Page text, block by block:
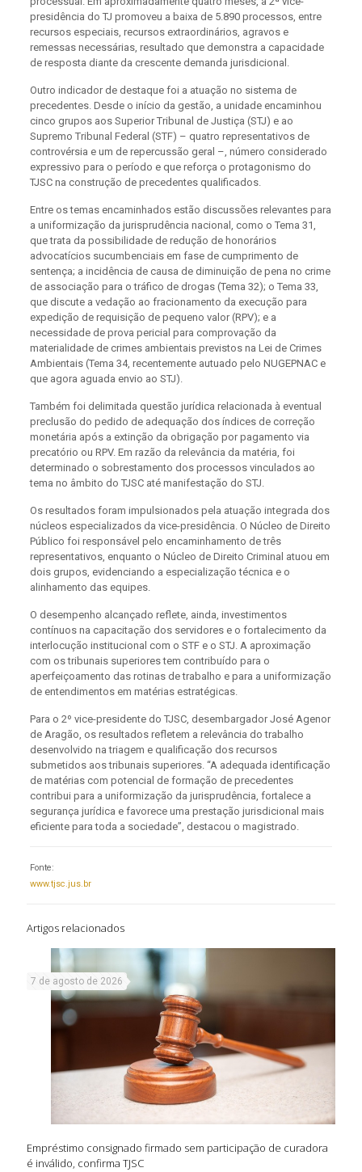
presidência do TJ promoveu a baixa de 5.890 processos, entre
recursos especiais, recursos extraordinários, agravos e
remessas necessárias, resultado que demonstra a capacidade
de resposta diante da crescente demanda jurisdicional.
Outro indicador de destaque foi a atuação no sistema de
precedentes. Desde o início da gestão, a unidade encaminhou
cinco grupos aos Superior Tribunal de Justiça (STJ) e ao
Supremo Tribunal Federal (STF) – quatro representativos de
controvérsia e um de repercussão geral –, número considerado
expressivo para o período e que reforça o protagonismo do
TJSC na construção de precedentes qualificados.
Entre os temas encaminhados estão discussões relevantes para
a uniformização da jurisprudência nacional, como o Tema 31,
que trata da possibilidade de redução de honorários
advocatícios sucumbenciais em fase de cumprimento de
sentença; a incidência de causa de diminuição de pena no crime
de associação para o tráfico de drogas (Tema 32); o Tema 33,
que discute a vedação ao fracionamento da execução para
expedição de requisição de pequeno valor (RPV); e a
necessidade de prova pericial para comprovação da
materialidade de crimes ambientais previstos na Lei de Crimes
Ambientais (Tema 34, recentemente autuado pelo NUGEPNAC e
que agora aguada envio ao STJ).
Também foi delimitada questão jurídica relacionada à eventual
preclusão do pedido de adequação dos índices de correção
monetária após a extinção da obrigação por pagamento via
precatório ou RPV. Em razão da relevância da matéria, foi
determinado o sobrestamento dos processos vinculados ao
tema no âmbito do TJSC até manifestação do STJ.
Os resultados foram impulsionados pela atuação integrada dos
núcleos especializados da vice-presidência. O Núcleo de Direito
Público foi responsável pelo encaminhamento de três
representativos, enquanto o Núcleo de Direito Criminal atuou em
dois grupos, evidenciando a especialização técnica e o
alinhamento das equipes.
O desempenho alcançado reflete, ainda, investimentos
contínuos na capacitação dos servidores e o fortalecimento da
interlocução institucional com o STF e o STJ. A aproximação
com os tribunais superiores tem contribuído para o
aperfeiçoamento das rotinas de trabalho e para a uniformização
de entendimentos em matérias estratégicas.
Para o 2º vice-presidente do TJSC, desembargador José Agenor
de Aragão, os resultados refletem a relevância do trabalho
desenvolvido na triagem e qualificação dos recursos
submetidos aos tribunais superiores. “A adequada identificação
de matérias com potencial de formação de precedentes
contribui para a uniformização da jurisprudência, fortalece a
segurança jurídica e favorece uma prestação jurisdicional mais
eficiente para toda a sociedade”, destacou o magistrado.
Fonte:
www.tjsc.jus.br
Artigos relacionados
7 de agosto de 2026
Empréstimo consignado firmado sem participação de curadora
é inválido, confirma TJSC